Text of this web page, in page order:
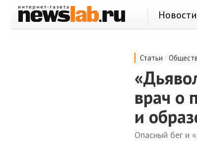
Новости
Статьи /
врач о
и
Опасный бег и